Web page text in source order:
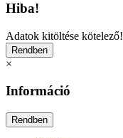
Hiba!
Adatok kitöltése kötelező!
×
Információ